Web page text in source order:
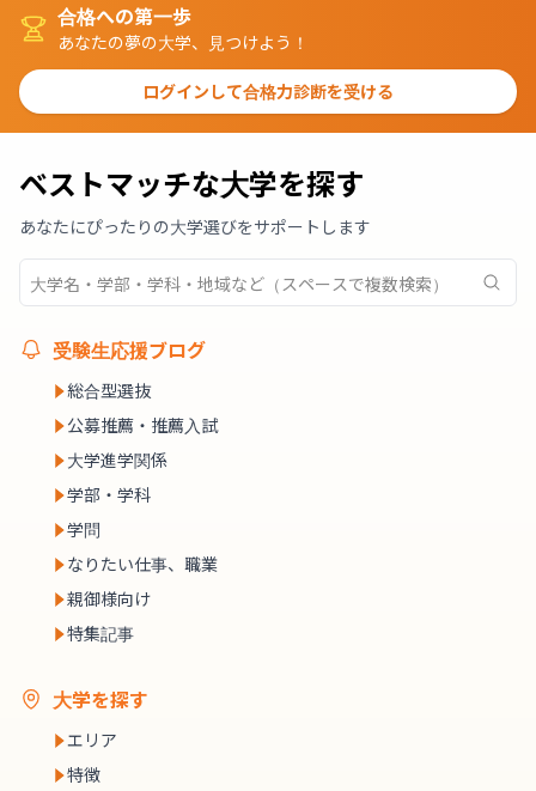
合格への第一歩
あなたの夢の大学、見つけよう！
ログインして合格力診断を受ける
ベストマッチな大学を探す
あなたにぴったりの大学選びをサポートします
受験生応援ブログ
総合型選抜
公募推薦・推薦入試
大学進学関係
学部・学科
学問
なりたい仕事、職業
親御様向け
特集記事
大学を探す
エリア
特徴